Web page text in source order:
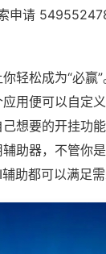
申请
轻松成为“必赢
用便可以自定
想要的开挂功
助器，不管你
助都可以满足需